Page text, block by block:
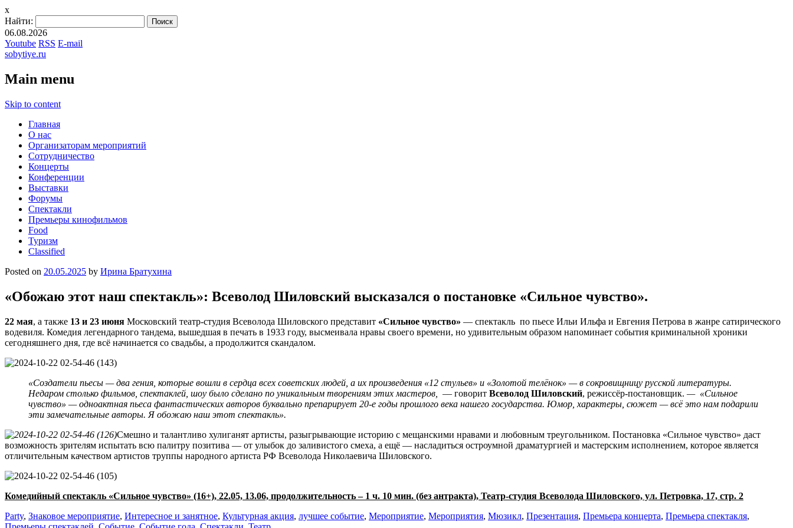
x
Найти:
06.08.2026
Youtube RSS E-mail
sobytiye.ru
Main menu
Skip to content
Главная
О нас
Организаторам мероприятий
Сотрудничество
Концерты
Конференции
Выставки
Форумы
Спектакли
Премьеры кинофильмов
Food
Туризм
Сlassified
Posted on 20.05.2025 by Ирина Братухина
«Обожаю этот наш спектакль»: Всеволод Шиловский высказался о постановке «Сильное чувство».
22 мая, а также 13 и 23 июня Московский театр-студия Всеволода Шиловского представит «Сильное чувство» — спектакль по пьесе Ильи Ильфа и Евгения Петрова в жанре сатирического
водевиля. Комедия легендарного тандема, вышедшая в печать в 1933 году, высмеивала нравы своего времени, но удивительным образом напоминает события криминальной хроники
сегодняшнего дня, где всё начинается со свадьбы, а продолжится скандалом.
«Создатели пьесы — два гения, которые вошли в сердца всех советских людей, а их произведения «12 стульев» и «Золотой телёнок» —в сокровищницу русской литературы.
Недаром столько фильмов, спектаклей, шоу было сделано по уникальным творениям этих мастеров — говорит Всеволод Шиловский, режиссёр-постановщик. — «Сильное
чувство» — одноактная пьеса фантастических авторов буквально препарирует 20-е годы прошлого века нашего государства. Юмор, характеры, сюжет — всёэто нам подарили
эти замечательные авторы. Я обожаю наш этот спектакль».
Смешно и талантливо хулиганят артисты, разыгрывающие историю с мещанскими нравами и любовным треугольником. Постановка «Сильное чувство» даст
возможность зрителям испытать всю палитру позитива — от улыбок до заливистого смеха, а ещё — насладиться остроумной драматургией и мастерским исполнением, которое является
отличительным качеством артистов труппы народного артиста РФ Всеволода Николаевича Шиловского.
Комедийный спектакль «Сильное чувство» (16+), 22.05, 13.06, продолжительность – 1 ч. 10 мин. (без антракта), Театр-студия Всеволода Шиловского, ул. Петровка, 17, стр. 2
Party, Знаковое мероприятие, Интересное и занятное, Культурная акция, лучшее событие, Мероприятие, Мероприятия, Мюзикл, Презентация, Премьера концерта, Премьера спектакля,